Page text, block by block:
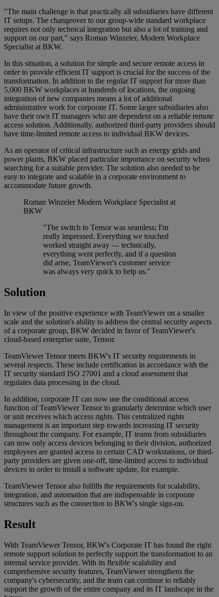
"The main challenge is that practically all subsidiaries have different
IT setups. The changeover to our group-wide standard workplace
requires not only technical integration but also a lot of training and
support on our part," says Roman Winzeler, Modern Workplace
Specialist at BKW.
In this situation, a solution for simple and secure remote access in
order to provide efficient IT support is crucial for the success of the
transformation. In addition to the regular IT support for more than
5,000 BKW workplaces at hundreds of locations, the ongoing
integration of new companies means a lot of additional
administrative work for corporate IT. Some larger subsidiaries also
have their own IT managers who are dependent on a reliable remote
access solution. Additionally, authorized third-party providers should
have time-limited remote access to individual BKW devices.
As an operator of critical infrastructure such as energy grids and
power plants, BKW placed particular importance on security when
searching for a suitable provider. The solution also needed to be
easy to integrate and scalable in a corporate environment to
accommodate future growth.
Roman Winzeler Modern Workplace Specialist at
BKW
"The switch to Tensor was seamless; I'm
really impressed. Everything we touched
worked straight away — technically,
everything went perfectly, and if a question
did arise, TeamViewer's customer service
was always very quick to help us.''
Solution
In view of the positive experience with TeamViewer on a smaller
scale and the solution's ability to address the central security aspects
of a corporate group, BKW decided in favor of TeamViewer's
cloud-based enterprise suite, Tensor.
TeamViewer Tensor meets BKW's IT security requirements in
several respects. These include certification in accordance with the
IT security standard ISO 27001 and a cloud assessment that
regulates data processing in the cloud.
In addition, corporate IT can now use the conditional access
function of TeamViewer Tensor to granularly determine which user
or unit receives which access rights. This centralized rights
management is an important step towards increasing IT security
throughout the company. For example, IT teams from subsidiaries
can now only access devices belonging to their division, authorized
employees are granted access to certain CAD workstations, or third-
party providers are given one-off, time-limited access to individual
devices in order to install a software update, for example.
TeamViewer Tensor also fulfills the requirements for scalability,
integration, and automation that are indispensable in corporate
structures such as the connection to BKW's single sign-on.
Result
With TeamViewer Tensor, BKW's Corporate IT has found the right
remote support solution to perfectly support the transformation to an
internal service provider. With its flexible scalability and
comprehensive security features, TeamViewer strengthens the
company's cybersecurity, and the team can continue to reliably
support the growth of the entire company and its IT landscape in the